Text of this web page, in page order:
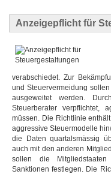
Anzeigepflicht für
verabschiedet. Zur
und Steuervermeidung
ausgeweitet werden.
Steuerberater verpflichtet,
müssen. Die Richtlinie
aggressive Steuermodelle
die Daten quartalsmässig
auch mit den anderen
sollen die
Sanktionen festlegen. Die